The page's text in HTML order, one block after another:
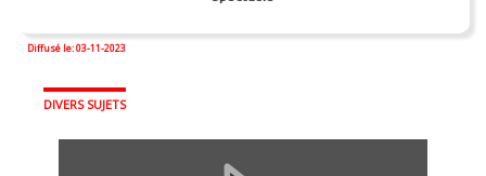
Diffusé le: 03-11-2023
DIVERS SUJETS